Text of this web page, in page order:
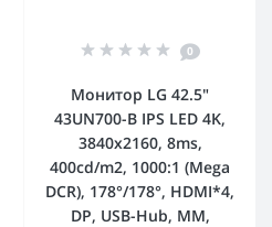
0
Монитор LG 42.5"
43UN700-B IPS LED 4K,
3840x2160, 8ms,
400cd/m2, 1000:1 (Mega
DCR), 178°/178°, HDMI*4,
DP, USB-Hub, MM,